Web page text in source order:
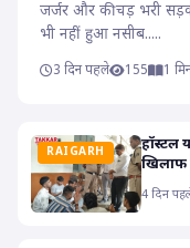
जर्जर और कीचड़ भरी
भी नहीं हुआ नसीब.....
3 दिन पहले 155 1
RAIGARH
हॉस्टल
खिलाफ
4 दिन